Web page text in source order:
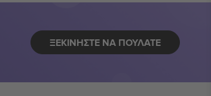
ΞΕΚΙΝΉΣΤΕ ΝΑ ΠΟΥΛΆΤΕ